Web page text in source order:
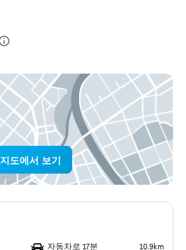
지도에서 보기
자동차로 17분 10.9km